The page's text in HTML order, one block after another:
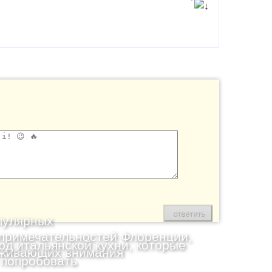
Флоренции,
внимания
итальянской кухни, которые